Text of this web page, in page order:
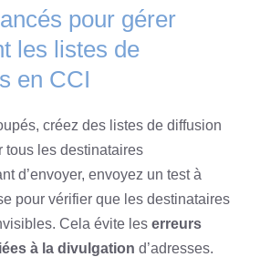
pour gérer
les listes de
en CCI
créez des listes de diffusion
tous les destinataires
d’envoyer, envoyez un test à
pour vérifier que les destinataires
Cela évite les erreurs
à la divulgation d’adresses.